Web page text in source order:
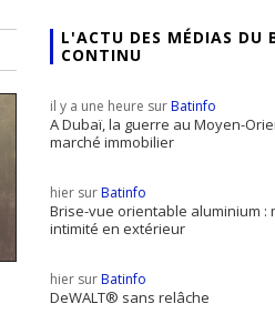
idée mais...
Le print sous toutes
il encore sa place dans
Rénover une salle de
supports
inscrire
à notre
L'ACTU DES MÉDIAS DU
CONTINU
il y a une heure surBatinfo
A Dubaï, la guerre au Moyen-
marché immobilier
hier surBatinfo
Brise-vue orientable aluminium :
intimité en extérieur
hier surBatinfo
DeWALT® sans relâche